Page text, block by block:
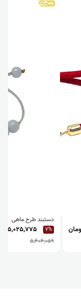
دستبند طرح ماهی
7% 5,025,775 تومان
5,404,059